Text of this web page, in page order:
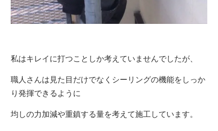
私はキレイに打つことしか考えていませんでしたが、
職人さんは見た目だけでなくシーリングの機能をしっか
り発揮できるように
均しの力加減や重鎮する量を考えて施工しています。